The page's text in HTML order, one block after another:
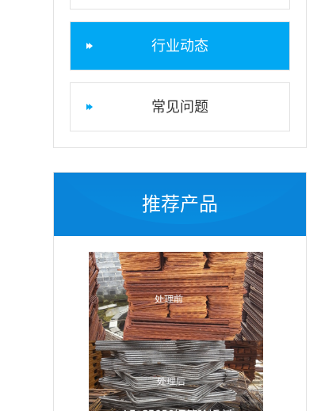
行业动态
常见问题
推荐产品